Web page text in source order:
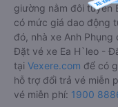
giường nằm đôi tuyến
có mức giá dao động
đó, nhà xe Anh
Đặt vé xe Ea H`leo -
tại Vexere.com để có
hỗ trợ đổi trả vé miễn
vé miễn phí: 1900